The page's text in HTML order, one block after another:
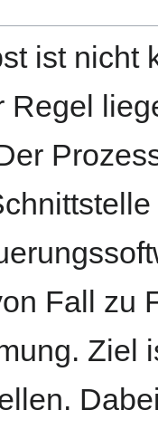
ist nicht
Regel
Fall zu
Ziel